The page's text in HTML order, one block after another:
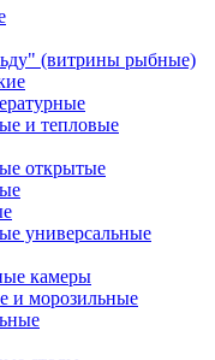
(витрины рыбные)
и тепловые
открытые
универсальные
камеры
и морозильные